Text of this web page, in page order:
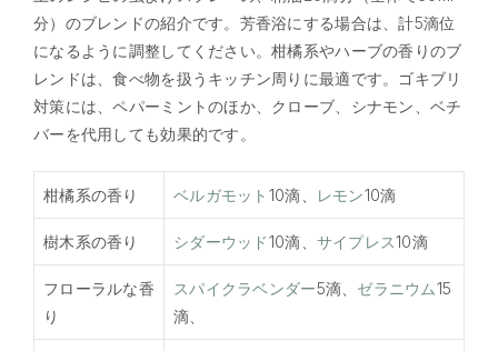
分）のブレンドの紹介です。芳香浴にする場合は、計5滴位
になるように調整してください。柑橘系やハーブの香りのブ
レンドは、食べ物を扱うキッチン周りに最適です。ゴキブリ
対策には、ペパーミントのほか、クローブ、シナモン、ベチ
バーを代用しても効果的です。
柑橘系の香り ベルガモット 10滴、 レモン10滴
樹木系の香り シダーウッド10滴、 サイプレス10滴
フローラルな香
り
スパイクラベンダー5滴、 ゼラニウム15
滴、